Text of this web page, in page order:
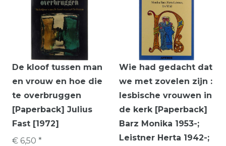
De kloof tussen man
en vrouw en hoe die
te overbruggen
[Paperback] Julius
Fast [1972]
€ 6,50 *
Wie had gedacht dat
we met zovelen zijn :
lesbische vrouwen in
de kerk [Paperback]
Barz Monika 1953-;
Leistner Herta 1942-;